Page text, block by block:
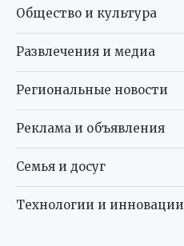
Общество и культура
Развлечения и медиа
Региональные новости
Реклама и объявления
Семья и досуг
Технологии и инновации